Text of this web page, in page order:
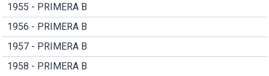
1955 - PRIMERA B
1956 - PRIMERA B
1957 - PRIMERA B
1958 - PRIMERA B